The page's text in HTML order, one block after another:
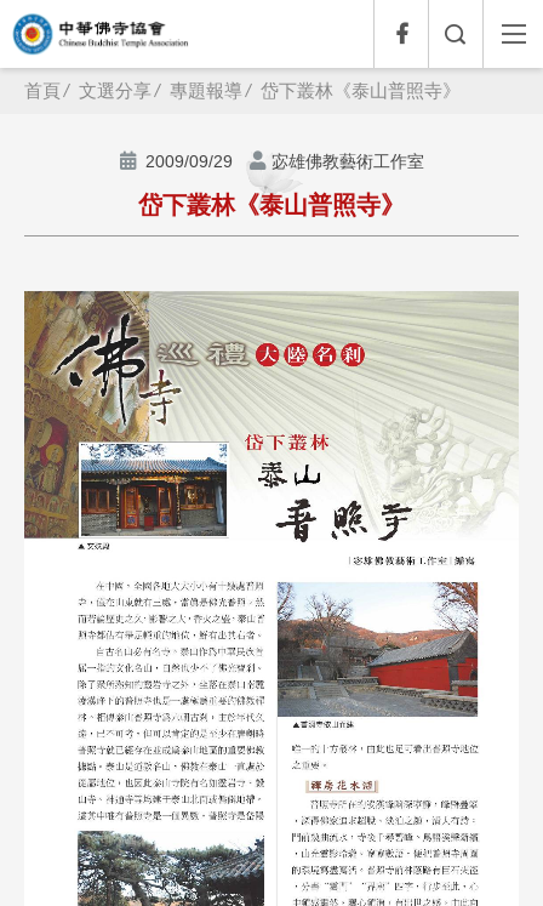
首頁 文選分享 專題報導 岱下叢林《泰山普照寺》
2009/09/29 宓雄佛教藝術工作室
岱下叢林《泰山普照寺》